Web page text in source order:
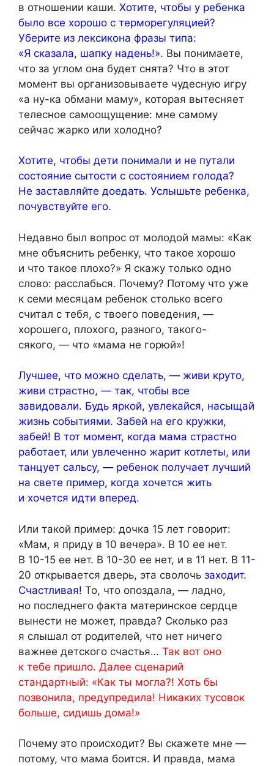
в отношении каши. Хотите, чтобы у ребенка
было все хорошо с терморегуляцией?
Уберите из лексикона фразы типа:
«Я сказала, шапку надень!». Вы понимаете,
что за углом она будет снята? Что в этот
момент вы организовываете чудесную игру
«а ну-ка обмани маму», которая вытесняет
телесное самоощущение: мне самому
сейчас жарко или холодно?
Хотите, чтобы дети понимали и не путали
состояние сытости с состоянием голода?
Не заставляйте доедать. Услышьте ребенка,
почувствуйте его.
Недавно был вопрос от молодой мамы: «Как
мне объяснить ребенку, что такое хорошо
и что такое плохо?» Я скажу только одно
слово: расслабься. Почему? Потому что уже
к семи месяцам ребенок столько всего
считал с тебя, с твоего поведения, —
хорошего, плохого, разного, такого-
сякого, — что «мама не горюй»!
Лучшее, что можно сделать, — живи круто,
живи страстно, — так, чтобы все
завидовали. Будь яркой, увлекайся, насыщай
жизнь событиями. Забей на его кружки,
забей! В тот момент, когда мама страстно
работает, или увлеченно жарит котлеты, или
танцует сальсу, — ребенок получает лучший
на свете пример, когда хочется жить
и хочется идти вперед.
Или такой пример: дочка 15 лет говорит:
«Мам, я приду в 10 вечера». В 10 ее нет.
В 10-15 ее нет. В 10-30 ее нет, и в 11 нет. В 11-
20 открывается дверь, эта сволочь заходит.
Счастливая! То, что опоздала, — ладно,
но последнего факта материнское сердце
вынести не может, правда? Сколько раз
я слышал от родителей, что нет ничего
важнее детского счастья… Так вот оно
к тебе пришло. Далее сценарий
стандартный: «Как ты могла?! Хоть бы
позвонила, предупредила! Никаких тусовок
больше, сидишь дома!»
Почему это происходит? Вы скажете мне —
потому, что мама боится. И правда, мама